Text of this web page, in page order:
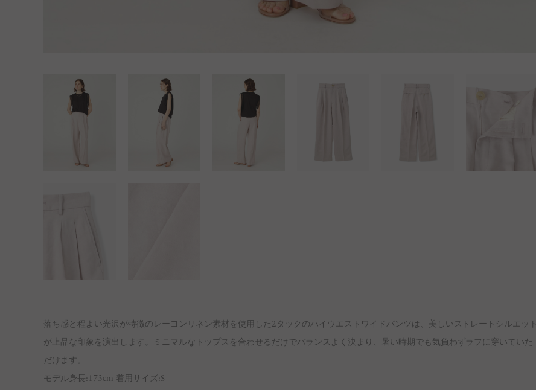
落ち感と程よい光沢が特徴のレーヨンリネン素材を使用した2タックのハイウエストワイドパンツは、美しいストレートシルエット
が上品な印象を演出します。ミニマルなトップスを合わせるだけでバランスよく決まり、暑い時期でも気負わずラフに穿いていた
だけます。
モデル身長:173cm 着用サイズ:S